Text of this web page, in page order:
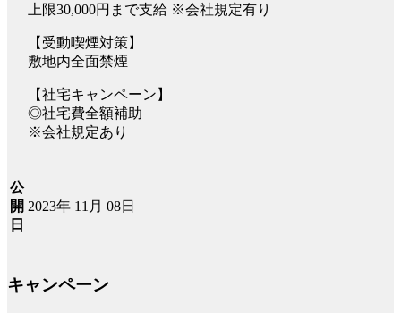
上限30,000円まで支給 ※会社規定有り
【受動喫煙対策】
敷地内全面禁煙
【社宅キャンペーン】
◎社宅費全額補助
※会社規定あり
公
開
日
2023年 11月 08日
キャンペーン